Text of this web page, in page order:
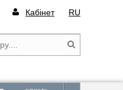
Кабінет RU